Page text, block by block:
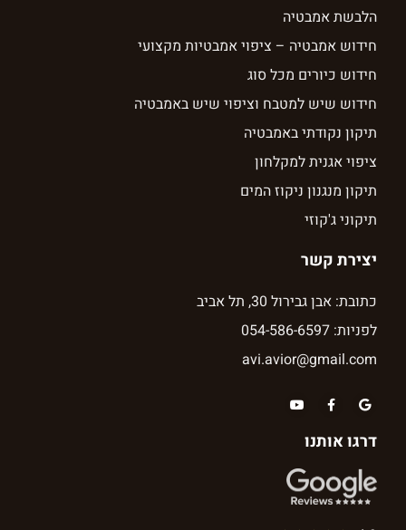
הלבשת אמבטיה
חידוש אמבטיה – ציפוי אמבטיות מקצועי
חידוש כיורים מכל סוג
חידוש שיש למטבח וציפוי שיש באמבטיה
תיקון נקודתי באמבטיה
ציפוי אגנית למקלחון
תיקון מנגנון ניקוז המים
תיקוני ג'קוזי
יצירת קשר
כתובת: אבן גבירול 30, תל אביב
לפניות: 054-586-6597
avi.avior@gmail.com
דרגו אותנו